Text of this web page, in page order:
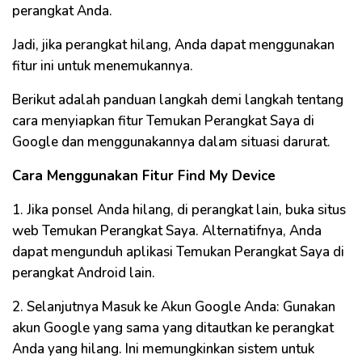
perangkat Anda.
Jadi, jika perangkat hilang, Anda dapat menggunakan
fitur ini untuk menemukannya.
Berikut adalah panduan langkah demi langkah tentang
cara menyiapkan fitur Temukan Perangkat Saya di
Google dan menggunakannya dalam situasi darurat.
Cara Menggunakan Fitur Find My Device
1. Jika ponsel Anda hilang, di perangkat lain, buka situs
web Temukan Perangkat Saya. Alternatifnya, Anda
dapat mengunduh aplikasi Temukan Perangkat Saya di
perangkat Android lain.
2. Selanjutnya Masuk ke Akun Google Anda: Gunakan
akun Google yang sama yang ditautkan ke perangkat
Anda yang hilang. Ini memungkinkan sistem untuk